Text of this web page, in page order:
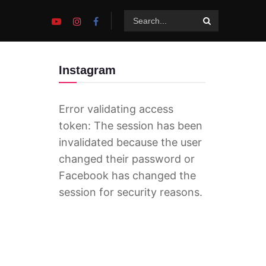
Instagram
Error validating access
token: The session has been
invalidated because the user
changed their password or
Facebook has changed the
session for security reasons.